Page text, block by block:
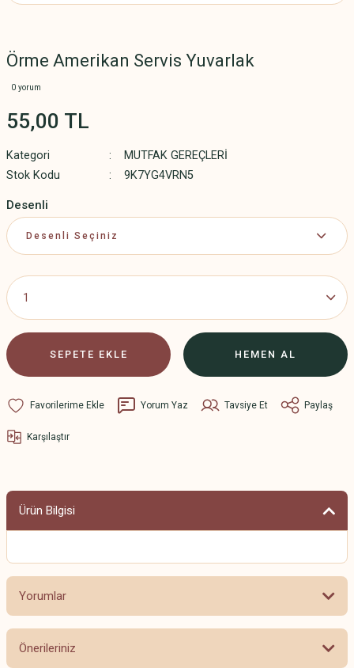
Örme Amerikan Servis Yuvarlak
0 yorum
55,00 TL
Kategori
MUTFAK GEREÇLERİ
Stok Kodu
9K7YG4VRN5
Desenli
SEPETE EKLE HEMEN AL
Yorum Yaz Tavsiye Et Paylaş
Karşılaştır
Ürün Bilgisi
Yorumlar
Bu ürüne ilk yorumu siz yapın!
Önerileriniz